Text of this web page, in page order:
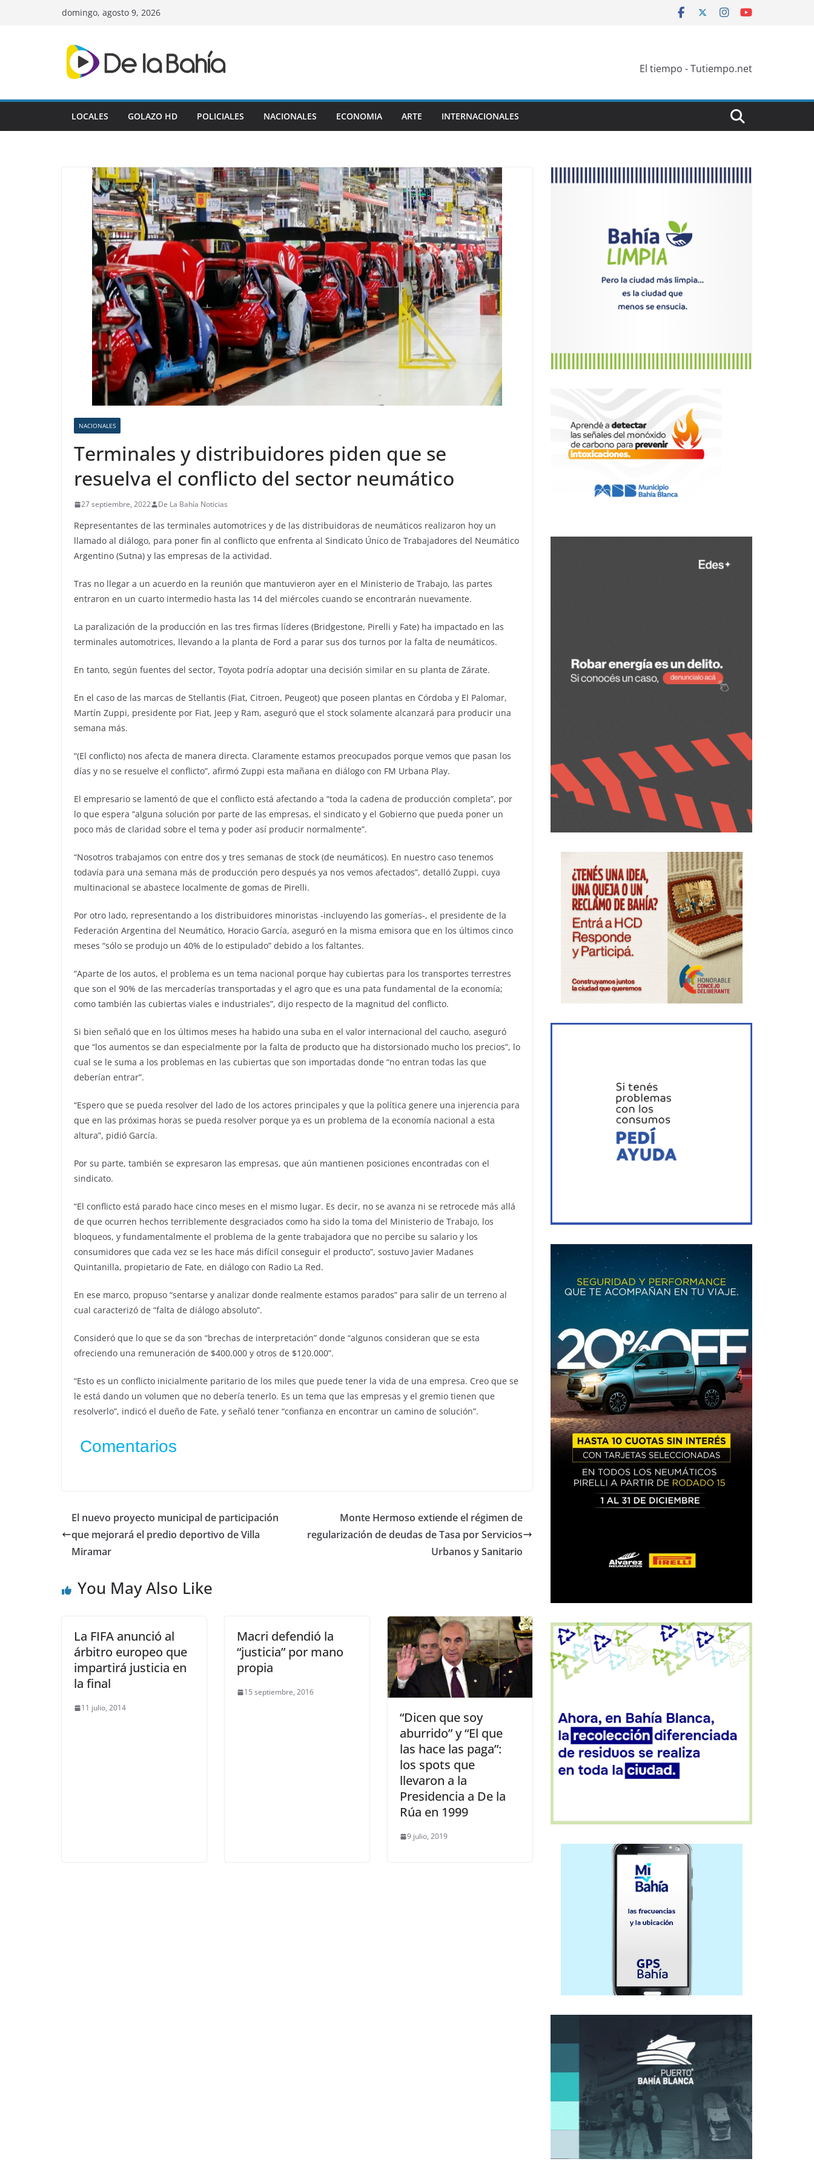
domingo, agosto 9, 2026
El tiempo - Tutiempo.net
LOCALES GOLAZO HD POLICIALES NACIONALES ECONOMIA ARTE INTERNACIONALES
NACIONALES
Terminales y distribuidores piden que se
resuelva el conflicto del sector neumático
27 septiembre, 2022 De La Bahía Noticias
Representantes de las terminales automotrices y de las distribuidoras de neumáticos realizaron hoy un
llamado al diálogo, para poner fin al conflicto que enfrenta al Sindicato Único de Trabajadores del Neumático
Argentino (Sutna) y las empresas de la actividad.
Tras no llegar a un acuerdo en la reunión que mantuvieron ayer en el Ministerio de Trabajo, las partes
entraron en un cuarto intermedio hasta las 14 del miércoles cuando se encontrarán nuevamente.
La paralización de la producción en las tres firmas líderes (Bridgestone, Pirelli y Fate) ha impactado en las
terminales automotrices, llevando a la planta de Ford a parar sus dos turnos por la falta de neumáticos.
En tanto, según fuentes del sector, Toyota podría adoptar una decisión similar en su planta de Zárate.
En el caso de las marcas de Stellantis (Fiat, Citroen, Peugeot) que poseen plantas en Córdoba y El Palomar,
Martín Zuppi, presidente por Fiat, Jeep y Ram, aseguró que el stock solamente alcanzará para producir una
semana más.
“(El conflicto) nos afecta de manera directa. Claramente estamos preocupados porque vemos que pasan los
días y no se resuelve el conflicto”, afirmó Zuppi esta mañana en diálogo con FM Urbana Play.
El empresario se lamentó de que el conflicto está afectando a “toda la cadena de producción completa”, por
lo que espera “alguna solución por parte de las empresas, el sindicato y el Gobierno que pueda poner un
poco más de claridad sobre el tema y poder así producir normalmente”.
“Nosotros trabajamos con entre dos y tres semanas de stock (de neumáticos). En nuestro caso tenemos
todavía para una semana más de producción pero después ya nos vemos afectados”, detalló Zuppi, cuya
multinacional se abastece localmente de gomas de Pirelli.
Por otro lado, representando a los distribuidores minoristas -incluyendo las gomerías-, el presidente de la
Federación Argentina del Neumático, Horacio García, aseguró en la misma emisora que en los últimos cinco
meses “sólo se produjo un 40% de lo estipulado” debido a los faltantes.
“Aparte de los autos, el problema es un tema nacional porque hay cubiertas para los transportes terrestres
que son el 90% de las mercaderías transportadas y el agro que es una pata fundamental de la economía;
como también las cubiertas viales e industriales”, dijo respecto de la magnitud del conflicto.
Si bien señaló que en los últimos meses ha habido una suba en el valor internacional del caucho, aseguró
que “los aumentos se dan especialmente por la falta de producto que ha distorsionado mucho los precios”, lo
cual se le suma a los problemas en las cubiertas que son importadas donde “no entran todas las que
deberían entrar”.
“Espero que se pueda resolver del lado de los actores principales y que la política genere una injerencia para
que en las próximas horas se pueda resolver porque ya es un problema de la economía nacional a esta
altura”, pidió García.
Por su parte, también se expresaron las empresas, que aún mantienen posiciones encontradas con el
sindicato.
“El conflicto está parado hace cinco meses en el mismo lugar. Es decir, no se avanza ni se retrocede más allá
de que ocurren hechos terriblemente desgraciados como ha sido la toma del Ministerio de Trabajo, los
bloqueos, y fundamentalmente el problema de la gente trabajadora que no percibe su salario y los
consumidores que cada vez se les hace más difícil conseguir el producto”, sostuvo Javier Madanes
Quintanilla, propietario de Fate, en diálogo con Radio La Red.
En ese marco, propuso “sentarse y analizar donde realmente estamos parados” para salir de un terreno al
cual caracterizó de “falta de diálogo absoluto”.
Consideró que lo que se da son “brechas de interpretación” donde “algunos consideran que se esta
ofreciendo una remuneración de $400.000 y otros de $120.000”.
“Esto es un conflicto inicialmente paritario de los miles que puede tener la vida de una empresa. Creo que se
le está dando un volumen que no debería tenerlo. Es un tema que las empresas y el gremio tienen que
resolverlo”, indicó el dueño de Fate, y señaló tener “confianza en encontrar un camino de solución”.
Comentarios
El nuevo proyecto municipal de participación
que mejorará el predio deportivo de Villa
Miramar
Monte Hermoso extiende el régimen de
regularización de deudas de Tasa por Servicios
Urbanos y Sanitario
You May Also Like
La FIFA anunció al
árbitro europeo que
impartirá justicia en
la final
11 julio, 2014
Macri defendió la
“justicia” por mano
propia
15 septiembre, 2016
“Dicen que soy
aburrido” y “El que
las hace las paga”:
los spots que
llevaron a la
Presidencia a De la
Rúa en 1999
9 julio, 2019